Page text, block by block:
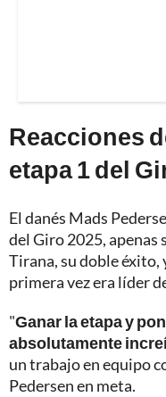
Reacciones
etapa 1 del
El danés Mads
del Giro 2025, apenas
Tirana, su doble éxito,
primera vez era líder
"Ganar la etapa y
absolutamente
un trabajo en equipo
Pedersen en meta.